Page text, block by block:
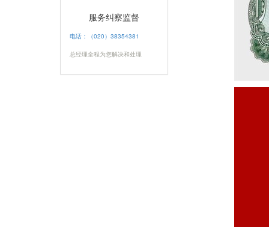
服务纠察监督
电话：（020）38354381
总经理全程为您解决和处理